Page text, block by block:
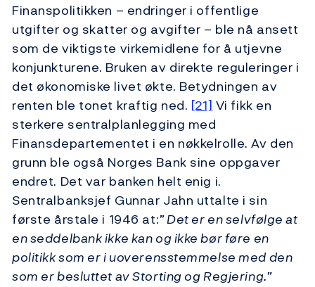
Finanspolitikken – endringer i offentlige
utgifter og skatter og avgifter – ble nå ansett
som de viktigste virkemidlene for å utjevne
konjunkturene. Bruken av direkte reguleringer i
det økonomiske livet økte. Betydningen av
renten ble tonet kraftig ned. [21] Vi fikk en
sterkere sentralplanlegging med
Finansdepartementet i en nøkkelrolle. Av den
grunn ble også Norges Bank sine oppgaver
endret. Det var banken helt enig i.
Sentralbanksjef Gunnar Jahn uttalte i sin
første årstale i 1946 at:” Det er en selvfølge at
en seddelbank ikke kan og ikke bør føre en
politikk som er i uoverensstemmelse med den
som er besluttet av Storting og Regjering.”